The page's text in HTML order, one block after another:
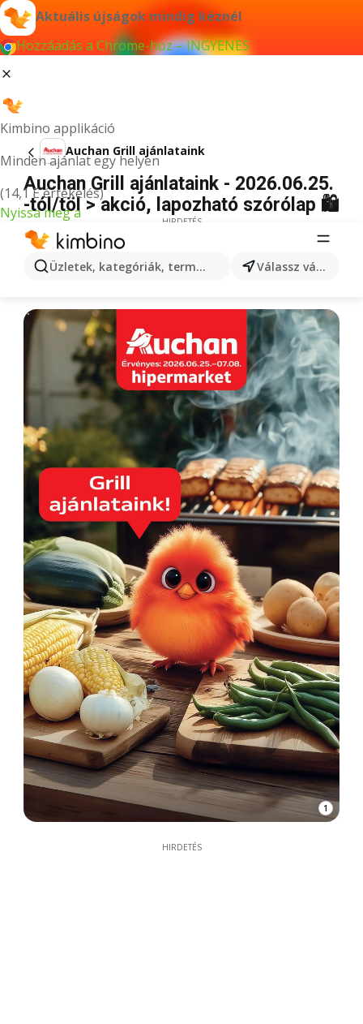
Aktuális újságok mindig kéznél
Hozzáadás a Chrome-hoz – INGYENES
Kimbino applikáció
Minden ajánlat egy helyen
(14,1 E értékelés)
Nyissa meg a
Üzletek, kategóriák, termékek keresése... Válassz várost
Auchan Grill ajánlataink
Auchan Grill ajánlataink - 2026.06.25.
-tól/töl > akció, lapozható szórólap 🛍️
HIRDETÉS
1
HIRDETÉS